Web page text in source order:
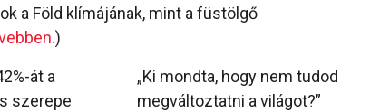
a Föld klímájának, mint a füstölgő
)
„Ki mondta, hogy nem tudod
megváltoztatni a világot?”
át a
szerepe